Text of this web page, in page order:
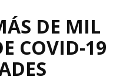
DE MIL
COVID-19